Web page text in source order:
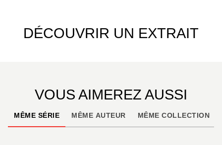
DÉCOUVRIR UN EXTRAIT
VOUS AIMEREZ AUSSI
MÊME SÉRIE MÊME AUTEUR MÊME COLLECTION